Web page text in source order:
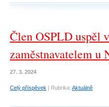
Člen OSPLD uspěl
zaměstnavatelem u
27. 3. 2024
Celý příspěvek | Rubrika: Aktuálně